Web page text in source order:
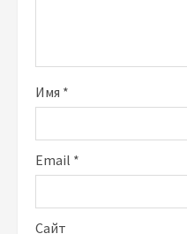
Имя *
Email *
Сайт